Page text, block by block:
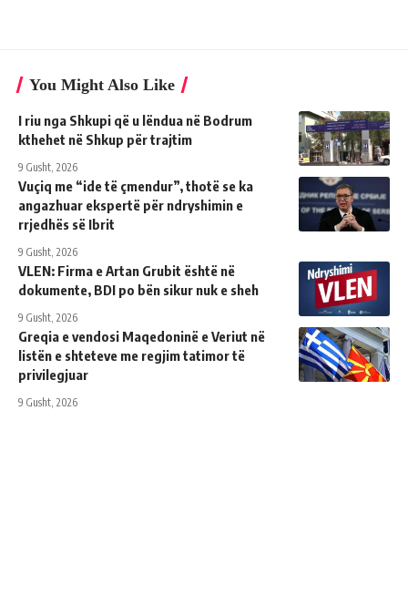
You Might Also Like
I riu nga Shkupi që u lëndua në Bodrum
kthehet në Shkup për trajtim
9 Gusht, 2026
Vuçiq me “ide të çmendur”, thotë se ka
angazhuar ekspertë për ndryshimin e
rrjedhës së Ibrit
9 Gusht, 2026
VLEN: Firma e Artan Grubit është në
dokumente, BDI po bën sikur nuk e sheh
9 Gusht, 2026
Greqia e vendosi Maqedoninë e Veriut në
listën e shteteve me regjim tatimor të
privilegjuar
9 Gusht, 2026